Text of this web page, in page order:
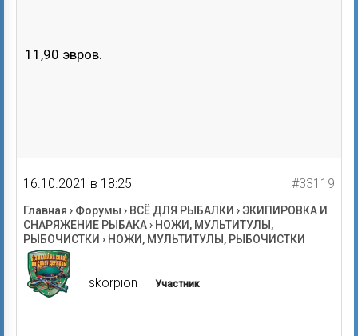
11,90 эвров.
16.10.2021 в 18:25 #33119
Главная › Форумы › ВСЁ ДЛЯ РЫБАЛКИ › ЭКИПИРОВКА И
СНАРЯЖЕНИЕ РЫБАКА› НОЖИ, МУЛЬТИТУЛЫ,
РЫБОЧИСТКИ › НОЖИ, МУЛЬТИТУЛЫ, РЫБОЧИСТКИ
skorpion Участник